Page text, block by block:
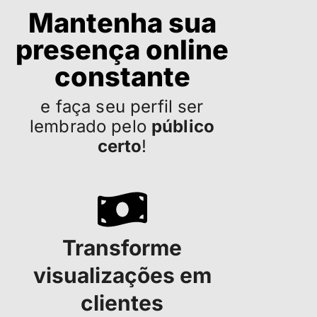
Mantenha sua
presença online
constante
e faça seu perfil ser
lembrado pelo público
certo!
Transforme
visualizações em
clientes